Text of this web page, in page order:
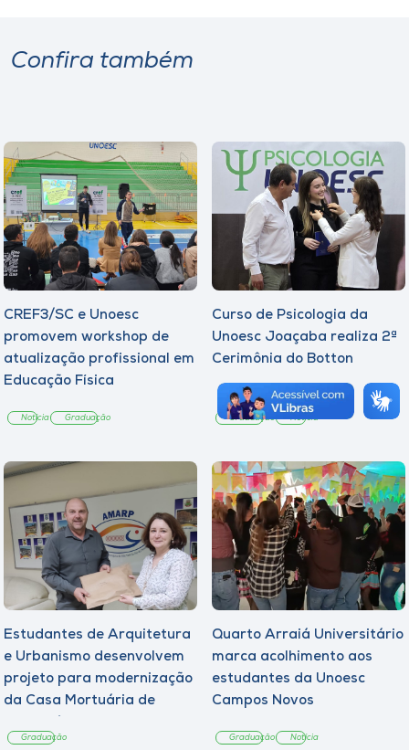
Confira também
CREF3/SC e Unoesc
promovem workshop de
atualização profissional em
Educação Física
Notícia Graduação
Curso de Psicologia da
Unoesc Joaçaba realiza 2ª
Cerimônia do Botton
Graduação Notícia
Estudantes de Arquitetura
e Urbanismo desenvolvem
projeto para modernização
da Casa Mortuária de
Graduação
Quarto Arraiá Universitário
marca acolhimento aos
estudantes da Unoesc
Campos Novos
Graduação Notícia